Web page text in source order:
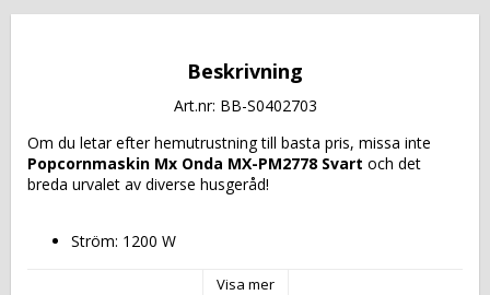
Beskrivning
Art.nr: BB-S0402703
Popcornmaskin Mx Onda MX-PM2778 Svart och det
breda urvalet av diverse husgeråd!
Ström: 1200 W
Visa mer